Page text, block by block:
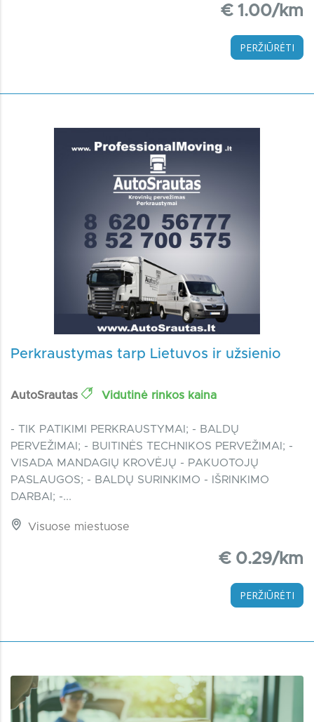
€ 1.00/km
PERŽIŪRĖTI
Perkraustymas tarp Lietuvos ir užsienio
AutoSrautas Vidutinė rinkos kaina
- TIK PATIKIMI PERKRAUSTYMAI; - BALDŲ
PERVEŽIMAI; - BUITINĖS TECHNIKOS PERVEŽIMAI; -
VISADA MANDAGIŲ KROVĖJŲ - PAKUOTOJŲ
PASLAUGOS; - BALDŲ SURINKIMO - IŠRINKIMO
DARBAI; -...
Visuose miestuose
€ 0.29/km
PERŽIŪRĖTI